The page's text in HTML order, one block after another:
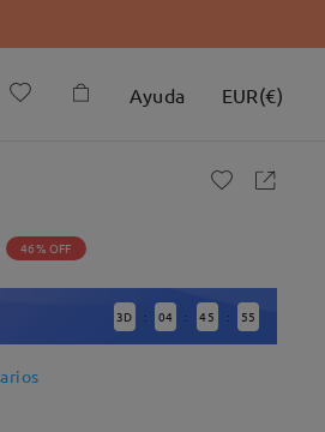
Ayuda EUR(€)
46% OFF
3D : 04 : 45 : 54